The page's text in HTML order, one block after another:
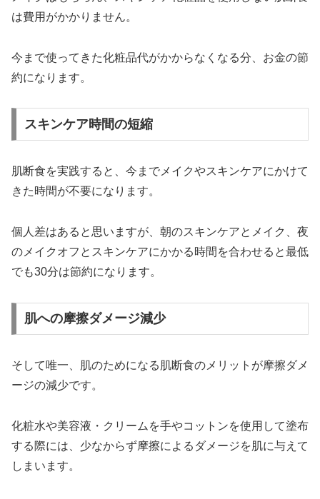
は費用がかかりません。
今まで使ってきた化粧品代がかからなくなる分、お金の節
約になります。
スキンケア時間の短縮
肌断食を実践すると、今までメイクやスキンケアにかけて
きた時間が不要になります。
個人差はあると思いますが、朝のスキンケアとメイク、夜
のメイクオフとスキンケアにかかる時間を合わせると最低
でも30分は節約になります。
肌への摩擦ダメージ減少
そして唯一、肌のためになる肌断食のメリットが摩擦ダメ
ージの減少です。
化粧水や美容液・クリームを手やコットンを使用して塗布
する際には、少なからず摩擦によるダメージを肌に与えて
しまいます。